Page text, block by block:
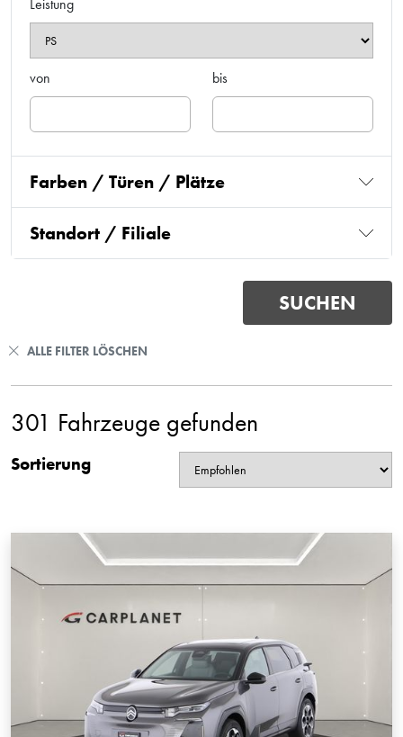
Leistung
von bis
Farben / Türen / Plätze
Standort / Filiale
ALLE FILTER LÖSCHEN
301 Fahrzeuge gefunden
Sortierung